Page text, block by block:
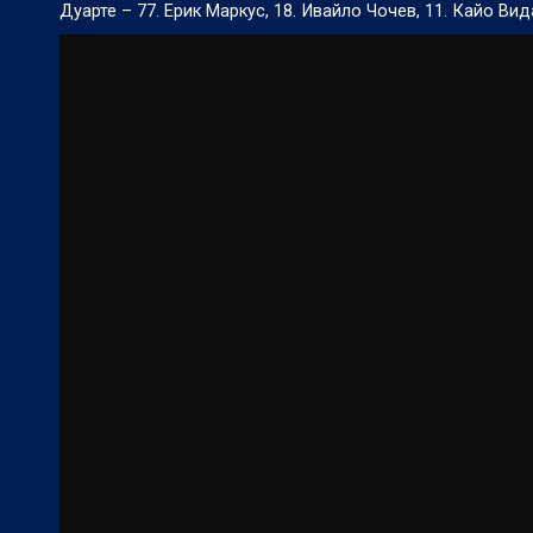
Дуарте – 77. Ерик Маркус, 18. Ивайло Чочев, 11. Кайо